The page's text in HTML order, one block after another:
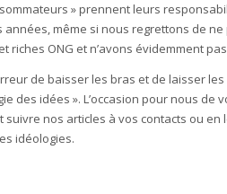
» prennent leurs
même si nous regrettons de
ONG et n’avons évidemment
de baisser les bras et de laisser
des idées ». L’occasion pour nous de
nos articles à vos contacts ou
idéologies.